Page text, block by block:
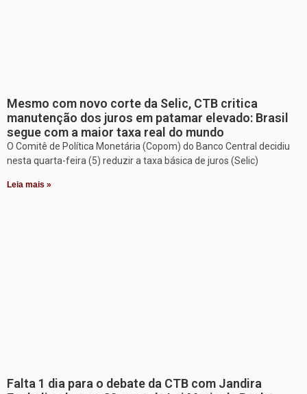
Mesmo com novo corte da Selic, CTB critica
manutenção dos juros em patamar elevado: Brasil
segue com a maior taxa real do mundo
O Comitê de Política Monetária (Copom) do Banco Central decidiu
nesta quarta-feira (5) reduzir a taxa básica de juros (Selic)
Leia mais »
Falta 1 dia para o debate da CTB com Jandira